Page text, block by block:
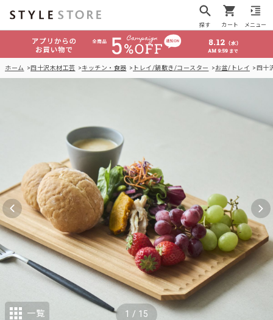
探す カート メニュー
ホーム 四十沢木材工芸 キッチン・食器 トレイ/鍋敷き/コースター お盆/トレイ 四十
1 / 15
一覧